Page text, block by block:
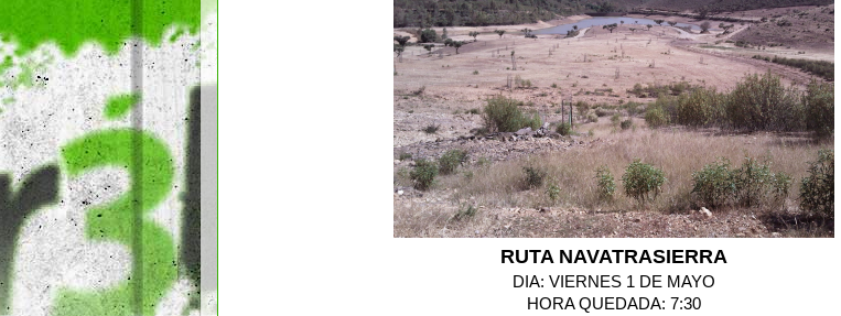
RUTA NAVATRASIERRA
DIA: VIERNES 1 DE MAYO
HORA QUEDADA: 7:30